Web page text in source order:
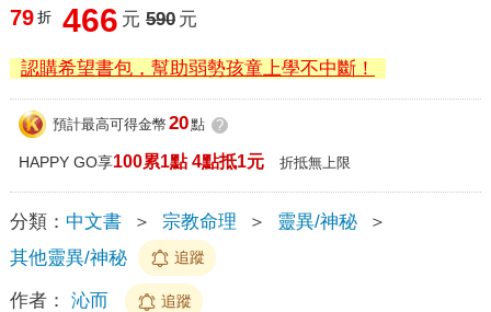
79 折 466 元 590 元
認購希望書包，幫助弱勢孩童上學不中斷！
預計最高可得金幣 20點 ?
HAPPY GO享100累1點 4點抵1元 折抵無上限
分類： 中文書 ＞ 宗教命理 ＞ 靈異/神秘
＞
其他靈異/神秘
追蹤
作者： 沁而 追蹤